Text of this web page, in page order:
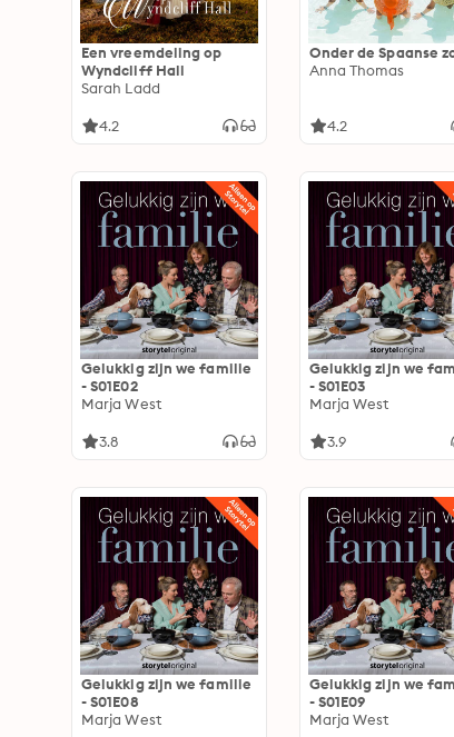
Een vreemdeling op
Wyndcliff Hall
Sarah Ladd
4.2
Onder de Spaanse
Anna Thomas
4.2
Gelukkig zijn we familie
- S01E02
Marja West
3.8
Gelukkig zijn we
- S01E03
Marja West
3.9
Gelukkig zijn we familie
- S01E08
Marja West
Gelukkig zijn we
- S01E09
Marja West